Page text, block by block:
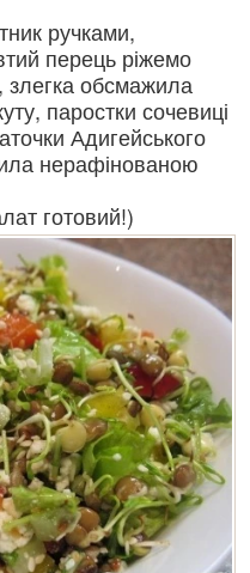
ручками,
перець ріжемо
злегка обсмажила
паростки сочевиці
Адигейського
нерафінованою
готовий!)